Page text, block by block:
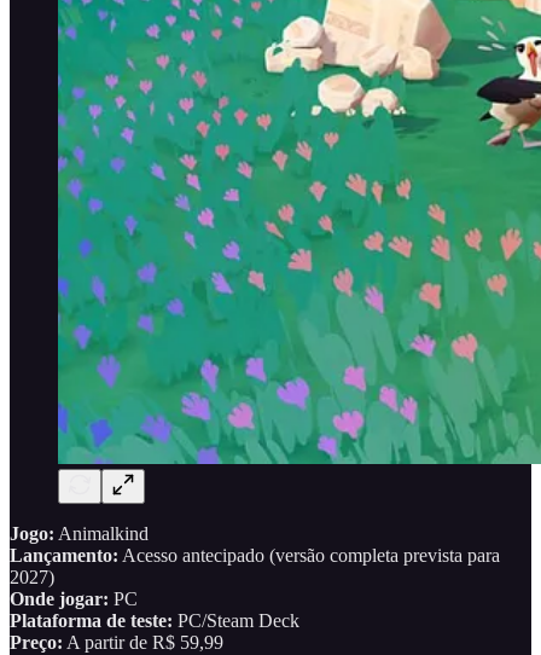
Jogo: Animalkind
Lançamento: Acesso antecipado (versão completa prevista para
2027)
Onde jogar: PC
Plataforma de teste: PC/Steam Deck
Preço: A partir de R$ 59,99